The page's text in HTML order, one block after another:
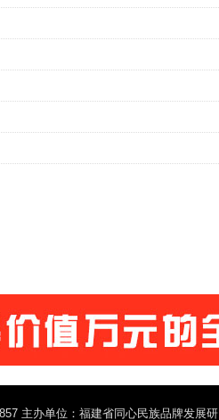
主办单位：福建省同心民族品牌发展